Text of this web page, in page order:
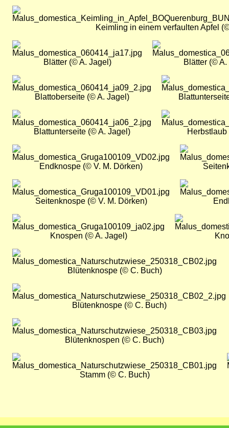
Bild
Keimling in einem verfaulten Apfel
Bild
Blätter (© A. Jagel)
Bild
Blätter (© A.
Bild
Blattoberseite (© A. Jagel)
Bild
Bild
Blattunterseite (© A. Jagel)
Bild
Bild
Endknospe (© V. M. Dörken)
Bild
Bild
Seitenknospe (© V. M. Dörken)
Bild
Bild
Knospen (© A. Jagel)
Bild
Bild
Blütenknospe (© C. Buch)
Bild
Blütenknospe (© C. Buch)
Bild
Blütenknospen (© C. Buch)
Bild
Stamm (© C. Buch)